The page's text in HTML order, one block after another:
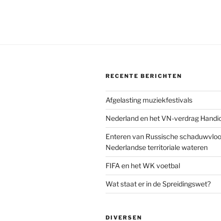
RECENTE BERICHTEN
Afgelasting muziekfestivals
Nederland en het VN-verdrag
Enteren van Russische
Nederlandse territoriale wateren
FIFA en het WK voetbal
Wat staat er in de Spreidingswet?
DIVERSEN